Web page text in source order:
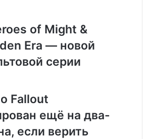
of Might &
Era — новой
серии
Fallout
ещё на два-
если верить